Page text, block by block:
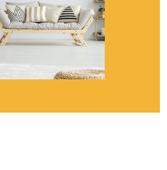
RECHERCHER